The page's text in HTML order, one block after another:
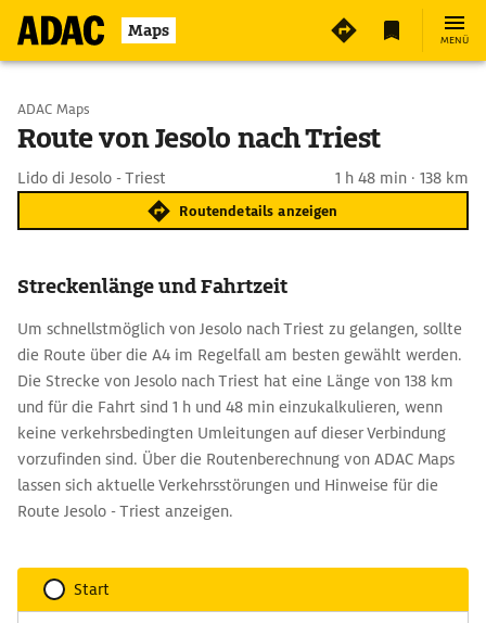
Maps MENÜ
Start wählen
ADAC Maps
Route von Jesolo nach Triest
Lido di Jesolo - Triest 1 h 48 min · 138 km
Routendetails anzeigen
Streckenlänge und Fahrtzeit
Um schnellstmöglich von Jesolo nach Triest zu gelangen, sollte
die Route über die A4 im Regelfall am besten gewählt werden.
Die Strecke von Jesolo nach Triest hat eine Länge von 138 km
und für die Fahrt sind 1 h und 48 min einzukalkulieren, wenn
keine verkehrsbedingten Umleitungen auf dieser Verbindung
vorzufinden sind. Über die Routenberechnung von ADAC Maps
lassen sich aktuelle Verkehrsstörungen und Hinweise für die
Route Jesolo - Triest anzeigen.
Start